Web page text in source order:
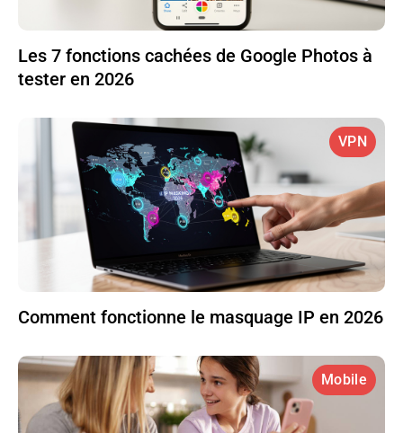
Les 7 fonctions cachées de Google Photos à
tester en 2026
VPN
Comment fonctionne le masquage IP en 2026
Mobile